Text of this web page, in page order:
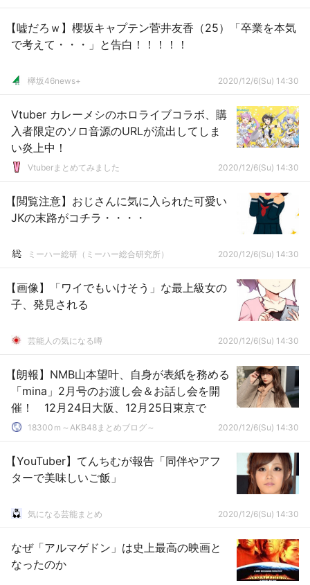
【嘘だろｗ】櫻坂キャプテン菅井友香（25）「卒業を本気
で考えて・・・」と告白！！！！！
欅坂46news+ 2020/12/6(Su) 14:30
Vtuber カレーメシのホロライブコラボ、購
入者限定のソロ音源のURLが流出してしま
い炎上中！
Vtuberまとめてみました 2020/12/6(Su) 14:30
【閲覧注意】おじさんに気に入られた可愛い
JKの末路がコチラ・・・・
ミーハー総研（ミーハー総合研究所） 2020/12/6(Su) 14:30
【画像】「ワイでもいけそう」な最上級女の
子、発見される
芸能人の気になる噂 2020/12/6(Su) 14:30
【朗報】NMB山本望叶、自身が表紙を務める
「mina」2月号のお渡し会＆お話し会を開
催！ 12月24日大阪、12月25日東京で
18300ｍ～AKB48まとめブログ～ 2020/12/6(Su) 14:30
【YouTuber】てんちむが報告「同伴やアフ
ターで美味しいご飯」
気になる芸能まとめ 2020/12/6(Su) 14:30
なぜ「アルマゲドン」は史上最高の映画と
なったのか